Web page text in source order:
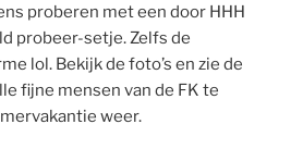
proberen met een door HHH
probeer-setje. Zelfs de
lol. Bekijk de foto’s en zie de
fijne mensen van de FK te
weer.